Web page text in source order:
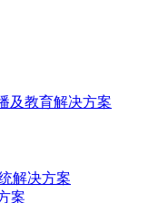
及教育解决方案
解决方案
案